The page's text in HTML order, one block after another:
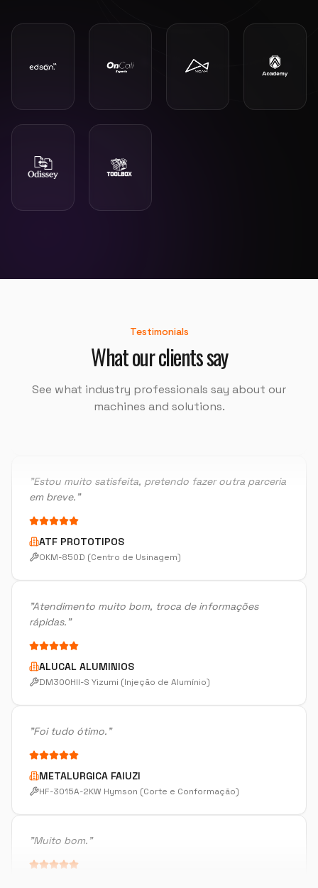
Testimonials
What our clients say
See what industry professionals say about our
machines and solutions.
"Eu recomendaria muito, a Alltech acreditou na Delta.
DELTA CSM
PRECISAO COMERCIO
ATF PROTOTIPOS
"Atendimento muito bom, troca de informações
ALUCAL ALUMINIOS
DM300HII-S Yizumi (Injeção de Alumínio)
"Foi tudo ótimo."
METALURGICA FAIUZI
"Muito bom."
DISPOTECH SOLUCOES